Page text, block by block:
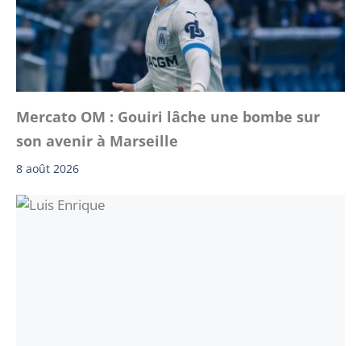
Mercato OM : Gouiri lâche une bombe sur
son avenir à Marseille
8 août 2026